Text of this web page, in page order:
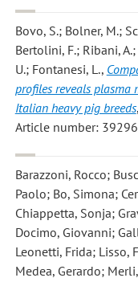
Bovo, S.; Bolner, M.;
Bertolini, F.; Ribani,
U.; Fontanesi, L.,
profiles reveals plasma
Italian heavy pig breeds
Article number:
Barazzoni, Rocco;
Paolo; Bo, Simona;
Chiappetta, Sonja;
Docimo, Giovanni;
Leonetti, Frida; Lisso,
Medea, Gerardo;